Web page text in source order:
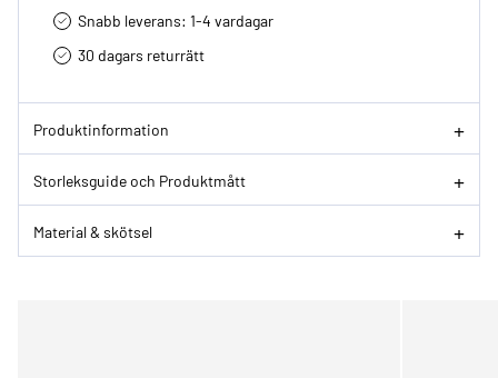
Snabb leverans: 1-4 vardagar
30 dagars returrätt­
Produktinformation
Storleksguide och Produktmått
Material & skötsel